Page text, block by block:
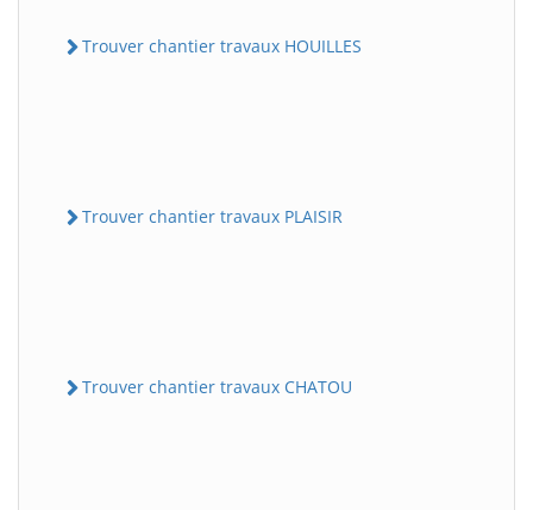
Trouver chantier travaux HOUILLES
Trouver chantier travaux PLAISIR
Trouver chantier travaux CHATOU